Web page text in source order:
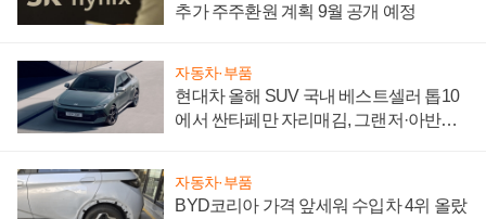
추가 주주환원 계획 9월 공개 예정
자동차·부품
현대차 올해 SUV 국내 베스트셀러 톱10
에서 싼타페만 자리매김, 그랜저·아반떼
자동차·부품
BYD코리아 가격 앞세워 수입차 4위 올랐